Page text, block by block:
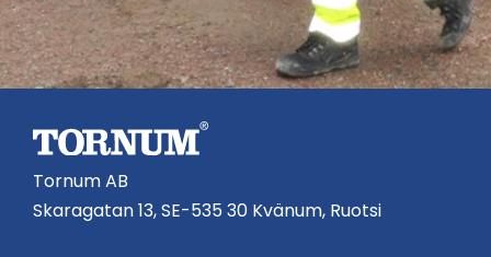
Tornum AB
Skaragatan 13, SE-535 30 Kvänum, Ruotsi